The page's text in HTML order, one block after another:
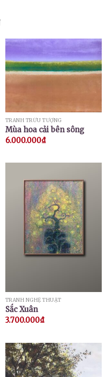
TRANH TRỪU TƯỢNG
Mùa hoa cải bên sông
6.000.000₫
TRANH NGHỆ THUẬT
Sắc Xuân
3.700.000₫